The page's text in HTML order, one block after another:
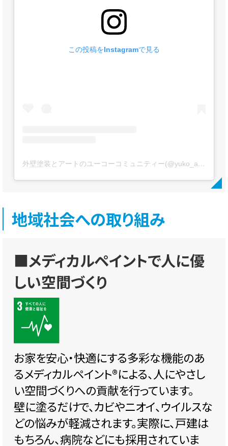
この投稿をInstagramで見る
外壁塗装とアートのユーコーコミュニティー(@yuko_artpaint)がシェアした投稿
地域社会への取り組み
■メディカルペイントで人に優
しい空間づくり
お家を安心・快適にする多彩な機能のあ
るメディカルペイント®️による、人にやさし
い空間づくりへの貢献を行っています。
壁に塗るだけで、カビやニオイ、ウイルスな
どの悩みが軽減されます。実際に、戸建は
もちろん、病院などにも採用されていま